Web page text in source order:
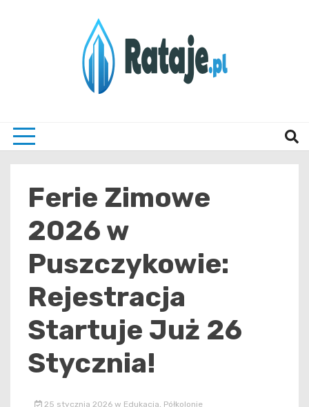
Ferie Zimowe
2026 w
Puszczykowie:
Rejestracja
Startuje Już 26
Stycznia!
25 stycznia 2026 w Edukacja, Półkolonie